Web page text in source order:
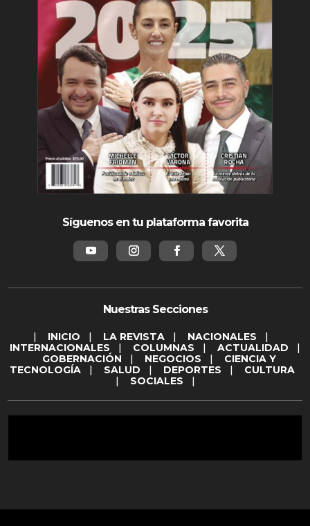
Síguenos en tu plataforma favorita
Nuestras Secciones
| INICIO | LA REVISTA | NACIONALES |
INTERNACIONALES | COLUMNAS | ACTUALIDAD |
GOBERNACIÓN | NEGOCIOS | CIENCIA Y
TECNOLOGÍA | SALUD | DEPORTES | CULTURA
| SOCIALES |